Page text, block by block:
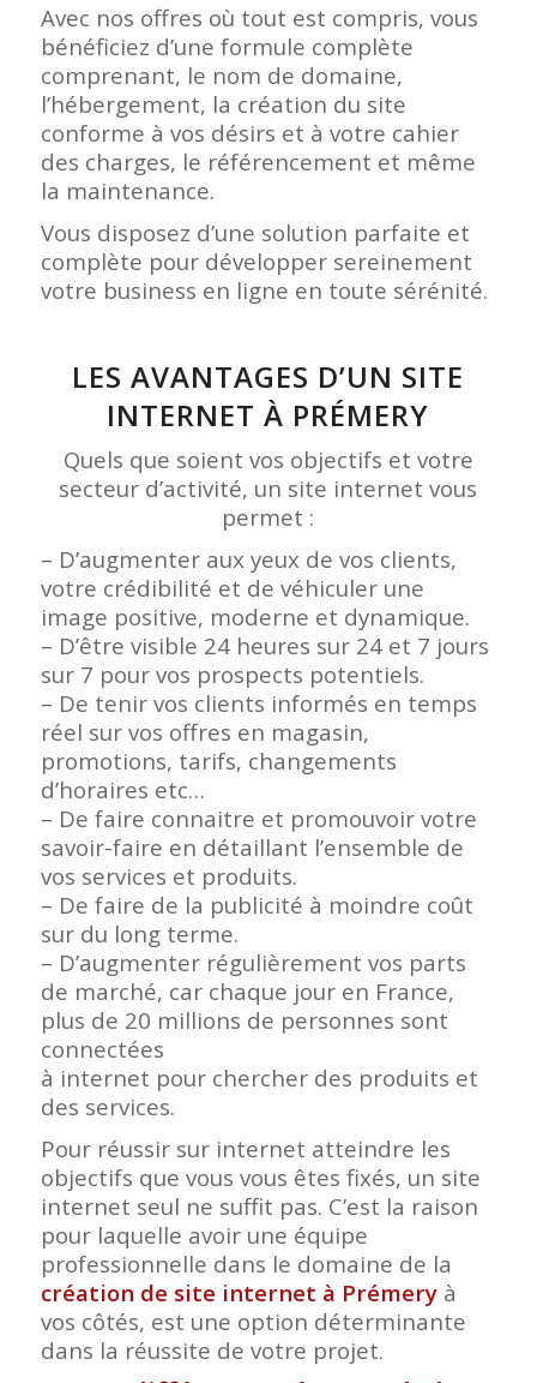
Avec nos offres où tout est compris, vous
bénéficiez d’une formule complète
comprenant, le nom de domaine,
l’hébergement, la création du site
conforme à vos désirs et à votre cahier
des charges, le référencement et même
la maintenance.
Vous disposez d’une solution parfaite et
complète pour développer sereinement
votre business en ligne en toute sérénité.
LES AVANTAGES D’UN SITE
INTERNET À PRÉMERY
Quels que soient vos objectifs et votre
secteur d’activité, un site internet vous
permet :
– D’augmenter aux yeux de vos clients,
votre crédibilité et de véhiculer une
image positive, moderne et dynamique.
– D’être visible 24 heures sur 24 et 7 jours
sur 7 pour vos prospects potentiels.
– De tenir vos clients informés en temps
réel sur vos offres en magasin,
promotions, tarifs, changements
d’horaires etc…
– De faire connaitre et promouvoir votre
savoir-faire en détaillant l’ensemble de
vos services et produits.
– De faire de la publicité à moindre coût
sur du long terme.
– D’augmenter régulièrement vos parts
de marché, car chaque jour en France,
plus de 20 millions de personnes sont
connectées
à internet pour chercher des produits et
des services.
Pour réussir sur internet atteindre les
objectifs que vous vous êtes fixés, un site
internet seul ne suffit pas. C’est la raison
pour laquelle avoir une équipe
professionnelle dans le domaine de la
création de site internet à Prémeryà
vos côtés, est une option déterminante
dans la réussite de votre projet.